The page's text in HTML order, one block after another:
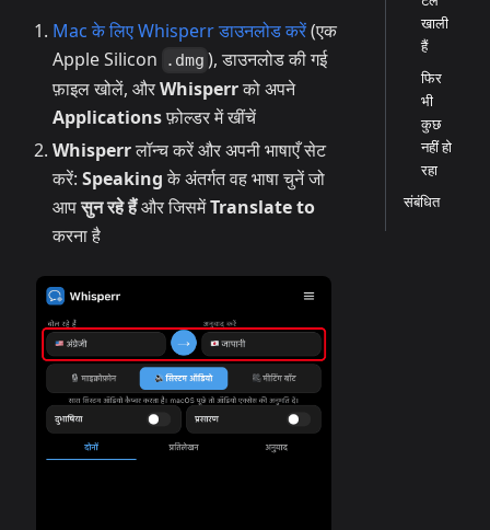
Mac के लिए Whisperr डाउनलोड करें(एक
Apple Silicon
.dmg ), डाउनलोड की गई
फ़ाइल खोलें, औरWhisperrको अपने
Applicationsफ़ोल्डर में खींचें
Whisperrलॉन्च करें और अपनी भाषाएँ सेट
करें: Speakingके अंतर्गत वह भाषा चुनें जो
आपसुन रहे हैंऔर जिसमेंTranslate to
करना है
खाली
हैं
फिर
भी
कुछ
नहीं हो
रहा
संबंधित